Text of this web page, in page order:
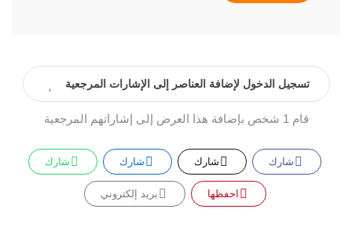
تسجيل الدخول لإضافة العناصر إلى الإشارات المرجعية
قام 1 شخص بإضافة هذا العرض إلى إشاراتهم المرجعية
شارك شارك شارك شارك
احفظها بريد إلكتروني